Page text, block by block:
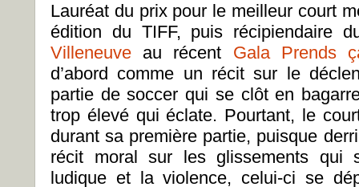
Lauréat du prix pour le meilleur court
édition du TIFF, puis
Villeneuve au récent Gala Prends
d’abord comme un récit sur le
partie de soccer qui se clôt en
trop élevé qui éclate. Pourtant, le
durant sa première partie, puisque
récit moral sur les glissements qui
ludique et la violence, celui-ci se